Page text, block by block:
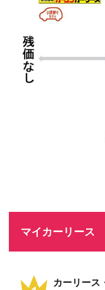
マイカーリース
カーリース